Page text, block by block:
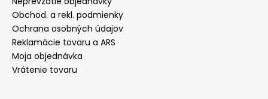
Obchod. a rekl. podmienky
Ochrana osobných údajov
Reklamácie tovaru a ARS
Moja objednávka
Vrátenie tovaru